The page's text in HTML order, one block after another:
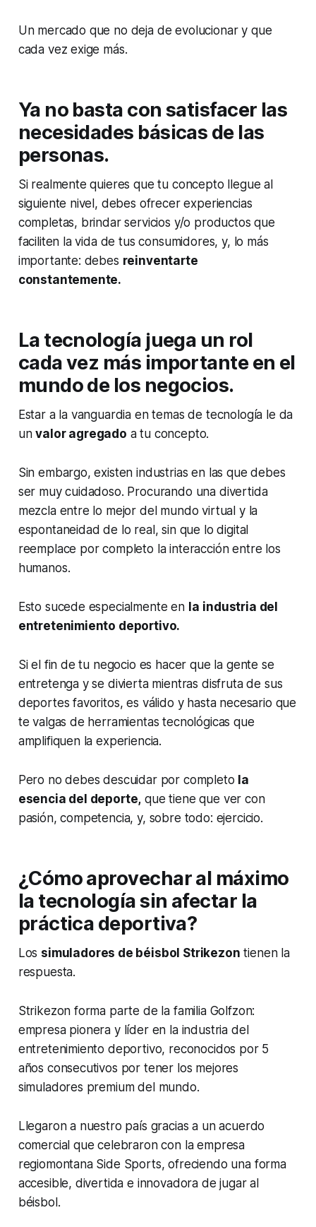
Un mercado que no deja de evolucionar y que
cada vez exige más.
Ya no basta con satisfacer las
necesidades básicas de las
personas.
Si realmente quieres que tu concepto llegue al
siguiente nivel, debes ofrecer experiencias
completas, brindar servicios y/o productos que
faciliten la vida de tus consumidores, y, lo más
importante: debes reinventarte
constantemente.
La tecnología juega un rol
cada vez más importante en el
mundo de los negocios.
Estar a la vanguardia en temas de tecnología le da
unvalor agregado a tu concepto.
Sin embargo, existen industrias en las que debes
ser muy cuidadoso. Procurando una divertida
mezcla entre lo mejor del mundo virtual y la
espontaneidad de lo real, sin que lo digital
reemplace por completo la interacción entre los
humanos.
Esto sucede especialmente en la industria del
entretenimiento deportivo.
Si el fin de tu negocio es hacer que la gente se
entretenga y se divierta mientras disfruta de sus
deportes favoritos, es válido y hasta necesario que
te valgas de herramientas tecnológicas que
amplifiquen la experiencia.
Pero no debes descuidar por completo la
esencia del deporte, que tiene que ver con
pasión, competencia, y, sobre todo: ejercicio.
¿Cómo aprovechar al máximo
la tecnología sin afectar la
práctica deportiva?
Los simuladores de béisbol Strikezon tienen la
respuesta.
Strikezon forma parte de la familia Golfzon:
empresa pionera y líder en la industria del
entretenimiento deportivo, reconocidos por 5
años consecutivos por tener los mejores
simuladores premium del mundo.
Llegaron a nuestro país gracias a un acuerdo
comercial que celebraron con la empresa
regiomontana Side Sports, ofreciendo una forma
accesible, divertida e innovadora de jugar al
béisbol.